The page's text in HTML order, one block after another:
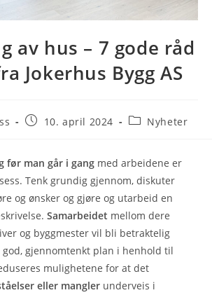
av hus – 7 gode råd
Jokerhus Bygg AS
10. april 2024 Nyheter
før man går i gang med arbeidene er
Tenk grundig gjennom, diskuter
og ønsker og gjøre og utarbeid en
Samarbeidet mellom dere
og byggmester vil bli betraktelig
gjennomtenkt plan i henhold til
mulighetene for at det
eller mangler underveis i